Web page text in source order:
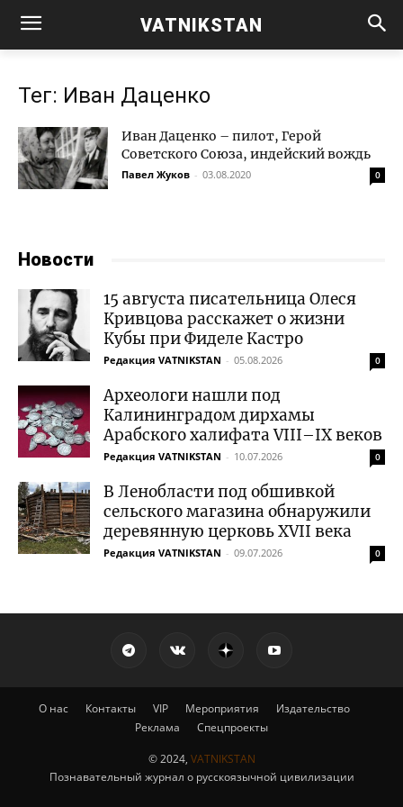
VATNIKSTAN
Тег: Иван Даценко
Иван Даценко – пилот, Герой
Советского Союза, индейский вождь
Павел Жуков - 03.08.2020 0
Новости
15 августа писательница Олеся
Кривцова расскажет о жизни
Кубы при Фиделе Кастро
Редакция VATNIKSTAN - 05.08.2026 0
Археологи нашли под
Калининградом дирхамы
Арабского халифата VIII–IX веков
Редакция VATNIKSTAN - 10.07.2026 0
В Ленобласти под обшивкой
сельского магазина обнаружили
деревянную церковь XVII века
Редакция VATNIKSTAN - 09.07.2026 0
О нас Контакты VIP Мероприятия
Издательство
Реклама
Спецпроекты
© 2024, VATNIKSTAN
Познавательный журнал о русскоязычной цивилизации